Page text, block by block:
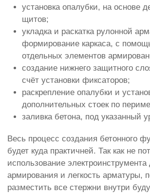
установка опалубки, на основе
щитов;
укладка и раскатка рулонной
формирование каркаса, с
отдельных элементов
создание нижнего защитного
счёт установки фиксаторов;
раскрепление опалубки и
дополнительных стоек по
заливка бетона, под указанный
Весь процесс создания бетонного
будет куда практичней. Так как не
использование электроинструмента
армирования и легкость арматуры,
разместить все стержни внутри